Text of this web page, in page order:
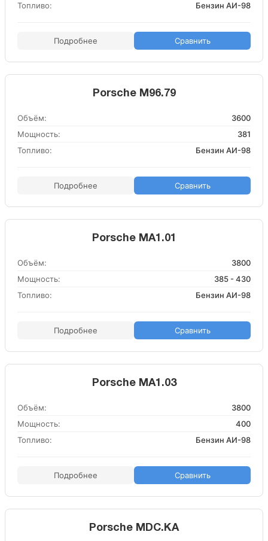
Топливо:
Бензин АИ-98
Подробнее Сравнить
Porsche M96.79
Объём:
3600
Мощность:
381
Топливо:
Бензин АИ-98
Подробнее Сравнить
Porsche MA1.01
Объём:
3800
Мощность:
385 - 430
Топливо:
Бензин АИ-98
Подробнее Сравнить
Porsche MA1.03
Объём:
3800
Мощность:
400
Топливо:
Бензин АИ-98
Подробнее Сравнить
Porsche MDC.KA